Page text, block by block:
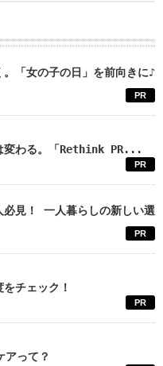
「女の子の日」を前向きに♪
PR
変わる。「Rethink PR...
PR
必見！ 一人暮らしの新しい選
PR
チェック！
PR
アって？